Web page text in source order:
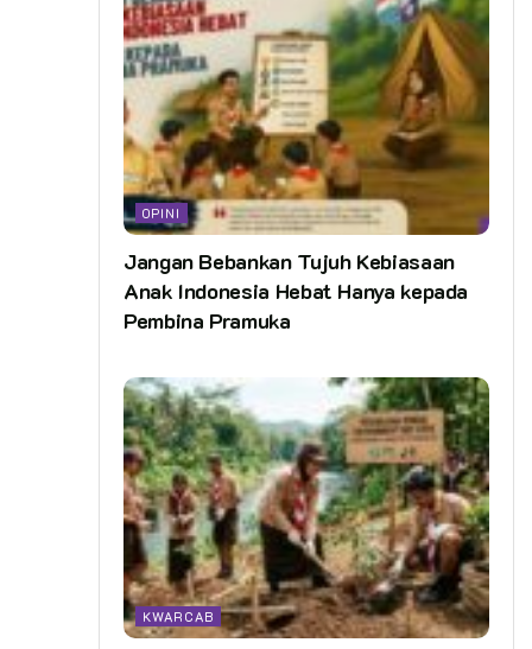
OPINI
Jangan Bebankan Tujuh Kebiasaan
Anak Indonesia Hebat Hanya kepada
Pembina Pramuka
KWARCAB